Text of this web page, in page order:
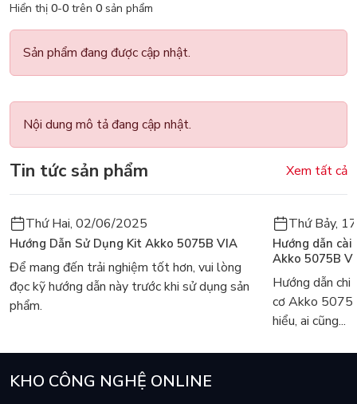
Hiển thị 0-0 trên 0 sản phẩm
Sản phẩm đang được cập nhật.
Nội dung mô tả đang cập nhật.
Tin tức sản phẩm Xem tất cả
Thứ Hai, 02/06/2025
Hướng Dẫn Sử Dụng Kit Akko 5075B VIA
Để mang đến trải nghiệm tốt hơn, vui lòng
đọc kỹ hướng dẫn này trước khi sử dụng sản
phẩm.
Thứ Bảy,
Hướng dẫn
Akko 5075B
Hướng dẫn
cơ Akko
hiểu, ai cũng...
KHO CÔNG NGHỆ ONLINE